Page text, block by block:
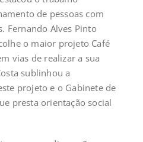
de pessoas com
Fernando Alves Pinto
o maior projeto Café
vias de realizar a sua
sublinhou a
projeto e o Gabinete de
presta orientação social